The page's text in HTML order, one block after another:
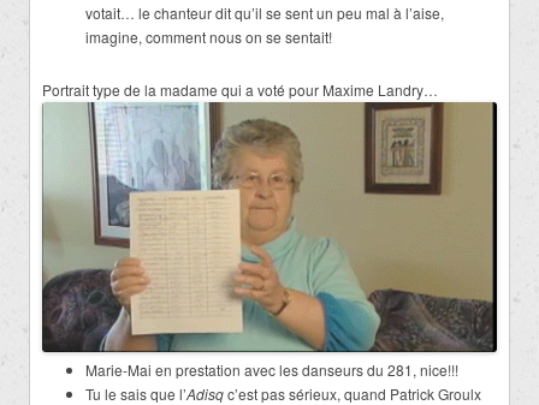
votait… le chanteur dit qu’il se sent un peu mal à l’aise,
imagine, comment nous on se sentait!
Portrait type de la madame qui a voté pour Maxime Landry…
Marie-Mai en prestation avec les danseurs du 281, nice!!!
Tu le sais que l’Adisqc’est pas sérieux, quand Patrick Groulx